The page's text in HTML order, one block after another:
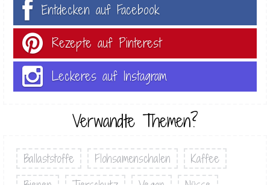
Entdecken auf Facebook
Rezepte auf Pinterest
Leckeres auf Instagram
Verwandte Themen?
Ballaststoffe Flohsamenschalen
Kaffee